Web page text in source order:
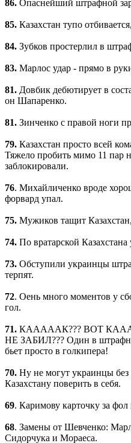
86. Опаснейший штрафной
85. Казахстан тупо
84. Зубков простерлил в
83. Марлос удар - прямо в
81. Довбик дебютирует в
он Шапаренко.
81. Зинченко с правой ноги
79. Казахстан просто всей
Тяжело пробить мимо 11 пар
заблокировали.
76. Михайличенко вроде
форвард упал.
75. Мужиков тащит Казахстан,
74. По вратарской Казахстана
73. Обступили украинцы
терпят.
72. Оень много моментов у
гол.
71. КАААААК??? ВОТ
НЕ ЗАБИЛ??? Один в
бьет просто в голкипера!
70. Ну не могут украинцы
Казахстану поверить в себя.
69. Каримову карточку за
68. Замены от Шевченко:
Сидорчука и Мораеса.